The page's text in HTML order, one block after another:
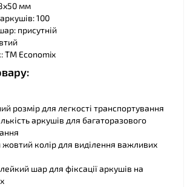
мм
аркушів: 100
присутній
ТМ Economix
розмір для легкості транспортування
аркушів для багаторазового
колір для виділення важливих
шар для фіксації аркушів на
❤